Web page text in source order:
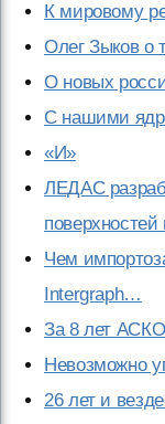
К мировому
Олег Зыков о
О новых
С нашими
«И»
ЛЕДАС
Чем
Intergraph…
За 8 лет
Невозможно
26 лет и